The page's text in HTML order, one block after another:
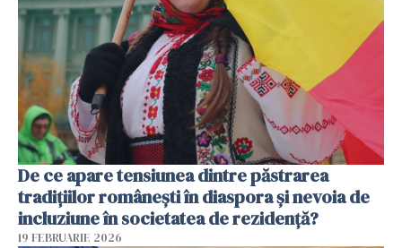
De ce apare tensiunea dintre păstrarea
tradițiilor românești în diaspora și nevoia de
incluziune în societatea de rezidență?
19 FEBRUARIE 2026